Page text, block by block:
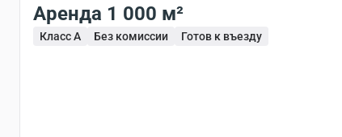
Аренда 1 000 м²
Класс A Без комиссии Готов к въезду